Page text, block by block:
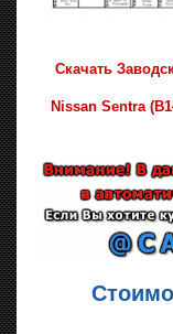
Скачать
Nissan Sentra